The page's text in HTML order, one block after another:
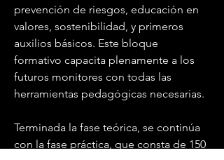
prevención de riesgos, educación en
valores, sostenibilidad, y primeros
auxilios básicos. Este bloque
formativo capacita plenamente a los
futuros monitores con todas las
herramientas pedagógicas necesarias.
Terminada la fase teórica, se continúa
con la fase práctica, que consta de 150